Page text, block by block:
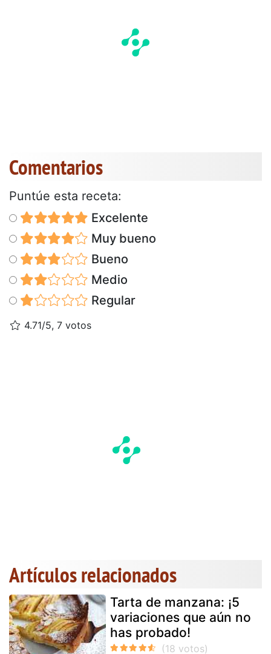
Comentarios
Puntúe esta receta:
Excelente
Muy bueno
Bueno
Medio
Regular
4.71/5, 7 votos
Artículos relacionados
Tarta de manzana: ¡5
variaciones que aún no
has probado!